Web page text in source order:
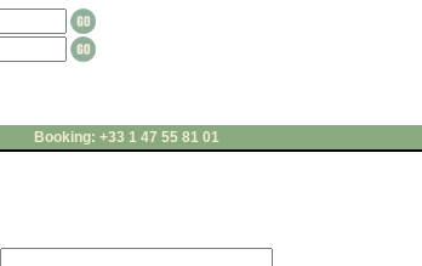
Booking: +33 1 47 55 81 01